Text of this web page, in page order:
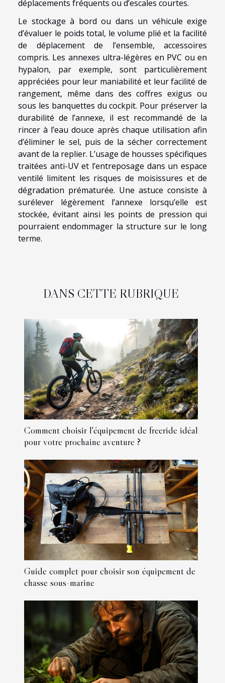
déplacements fréquents ou d’escales courtes.
Le stockage à bord ou dans un véhicule exige
d’évaluer le poids total, le volume plié et la facilité
de déplacement de l’ensemble, accessoires
compris. Les annexes ultra-légères en PVC ou en
hypalon, par exemple, sont particulièrement
appréciées pour leur maniabilité et leur facilité de
rangement, même dans des coffres exigus ou
sous les banquettes du cockpit. Pour préserver la
durabilité de l’annexe, il est recommandé de la
rincer à l’eau douce après chaque utilisation afin
d’éliminer le sel, puis de la sécher correctement
avant de la replier. L’usage de housses spécifiques
traitées anti-UV et l’entreposage dans un espace
ventilé limitent les risques de moisissures et de
dégradation prématurée. Une astuce consiste à
surélever légèrement l’annexe lorsqu’elle est
stockée, évitant ainsi les points de pression qui
pourraient endommager la structure sur le long
terme.
DANS CETTE RUBRIQUE
Comment choisir l'équipement de freeride idéal
pour votre prochaine aventure ?
Guide complet pour choisir son équipement de
chasse sous-marine